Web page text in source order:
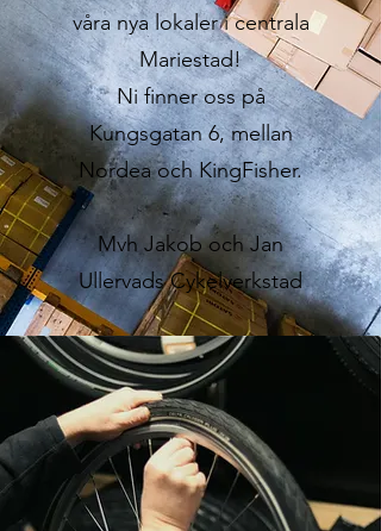
våra nya lokaler i centrala
Mariestad!
Ni finner oss på
Kungsgatan 6, mellan
Nordea och KingFisher.
Mvh Jakob och Jan
Ullervads Cykelverkstad